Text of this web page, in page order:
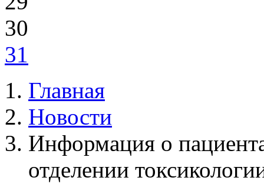
30
31
Главная
Новости
Информация о
отделении